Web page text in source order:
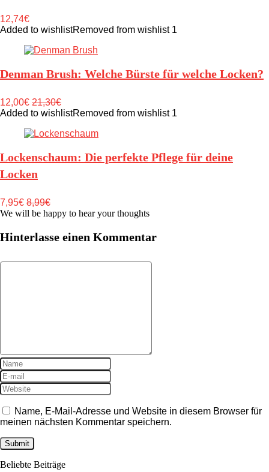
12,74€
Added to wishlistRemoved from wishlist 1
Denman Brush: Welche Bürste für welche Locken?
12,00€ 21,30€
Added to wishlistRemoved from wishlist 1
Lockenschaum: Die perfekte Pflege für deine
Locken
7,95€ 8,99€
We will be happy to hear your thoughts
Hinterlasse einen Kommentar
Name, E-Mail-Adresse und Website in diesem Browser für
meinen nächsten Kommentar speichern.
Beliebte Beiträge